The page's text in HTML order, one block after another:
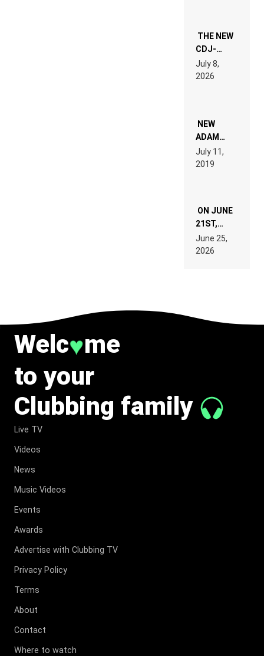
THE NEW
CDJ-
1500X
EXPLAINED
FOR
WANT TO
READ 46
TECH
SPECIFICATIONS
July 8,
2026
NEW
ADAM
BEYER
REMIX
July 11,
2019
ON JUNE
21ST,
PARIS WAS
SUPPOSED
TO
June 25,
2026
Welc♥me
to your
Clubbing family
Live TV
Videos
News
Music Videos
Events
Awards
Advertise with Clubbing TV
Privacy Policy
Terms
About
Contact
Where to watch